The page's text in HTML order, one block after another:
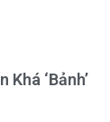
Khá ‘Bảnh’